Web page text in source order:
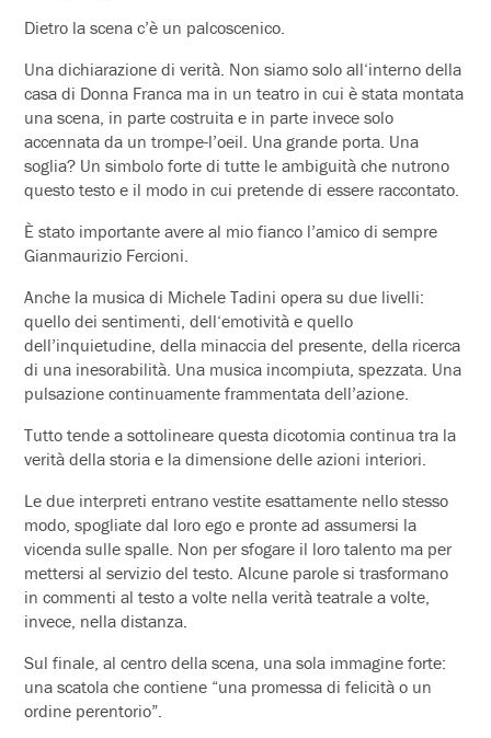
Dietro la scena c’è un palcoscenico.
Una dichiarazione di verità. Non siamo solo all‘interno della
casa di Donna Franca ma in un teatro in cui è stata montata
una scena, in parte costruita e in parte invece solo
accennata da un trompe-l’oeil. Una grande porta. Una
soglia? Un simbolo forte di tutte le ambiguità che nutrono
questo testo e il modo in cui pretende di essere raccontato.
È stato importante avere al mio fianco l’amico di sempre
Gianmaurizio Fercioni.
Anche la musica di Michele Tadini opera su due livelli:
quello dei sentimenti, dell‘emotività e quello
dell’inquietudine, della minaccia del presente, della ricerca
di una inesorabilità. Una musica incompiuta, spezzata. Una
pulsazione continuamente frammentata dell’azione.
Tutto tende a sottolineare questa dicotomia continua tra la
verità della storia e la dimensione delle azioni interiori.
Le due interpreti entrano vestite esattamente nello stesso
modo, spogliate dal loro ego e pronte ad assumersi la
vicenda sulle spalle. Non per sfogare il loro talento ma per
mettersi al servizio del testo. Alcune parole si trasformano
in commenti al testo a volte nella verità teatrale a volte,
invece, nella distanza.
Sul finale, al centro della scena, una sola immagine forte:
una scatola che contiene “una promessa di felicità o un
ordine perentorio”.